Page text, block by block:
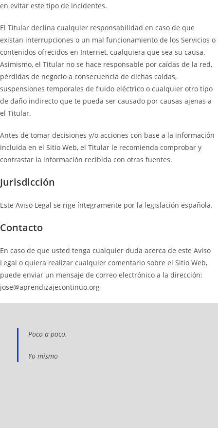
en evitar este tipo de incidentes.
El Titular declina cualquier responsabilidad en caso de que
existan interrupciones o un mal funcionamiento de los Servicios o
contenidos ofrecidos en Internet, cualquiera que sea su causa.
Asimismo, el Titular no se hace responsable por caídas de la red,
pérdidas de negocio a consecuencia de dichas caídas,
suspensiones temporales de fluido eléctrico o cualquier otro tipo
de daño indirecto que te pueda ser causado por causas ajenas a
el Titular.
Antes de tomar decisiones y/o acciones con base a la información
incluida en el Sitio Web, el Titular le recomienda comprobar y
contrastar la información recibida con otras fuentes.
Jurisdicción
Este Aviso Legal se rige íntegramente por la legislación española.
Contacto
En caso de que usted tenga cualquier duda acerca de este Aviso
Legal o quiera realizar cualquier comentario sobre el Sitio Web,
puede enviar un mensaje de correo electrónico a la dirección:
jose@aprendizajecontinuo.org
Poco a poco.
Yo mismo